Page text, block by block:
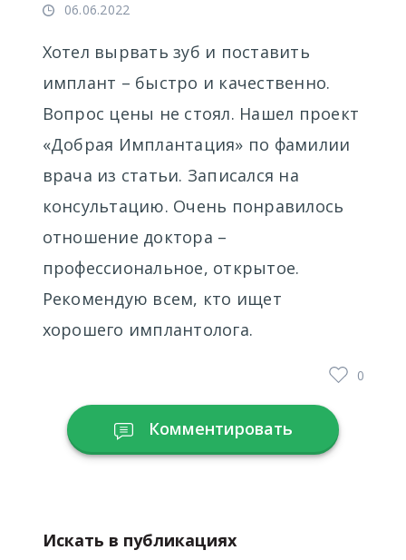
06.06.2022
Хотел вырвать зуб и поставить
имплант – быстро и качественно.
Вопрос цены не стоял. Нашел проект
«Добрая Имплантация» по фамилии
врача из статьи. Записался на
консультацию. Очень понравилось
отношение доктора –
профессиональное, открытое.
Рекомендую всем, кто ищет
хорошего имплантолога.
0
Комментировать
Искать в публикациях